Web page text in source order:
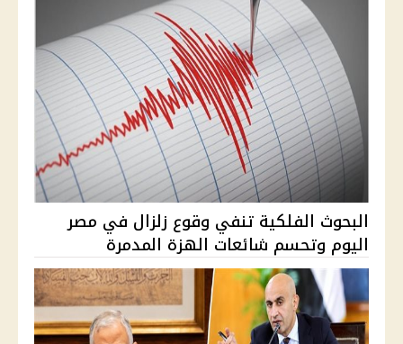
البحوث الفلكية تنفي وقوع زلزال في مصر
اليوم وتحسم شائعات الهزة المدمرة